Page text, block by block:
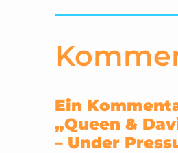
Ein
„Queen &
– Under